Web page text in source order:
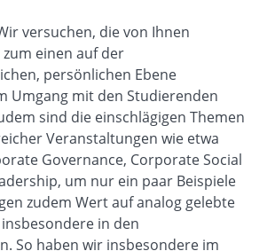
versuchen, die von Ihnen
einen auf der
persönlichen Ebene
Umgang mit den Studierenden
sind die einschlägigen Themen
Veranstaltungen wie etwa
Governance, Corporate Social
um nur ein paar Beispiele
zudem Wert auf analog gelebte
in den
So haben wir insbesondere im